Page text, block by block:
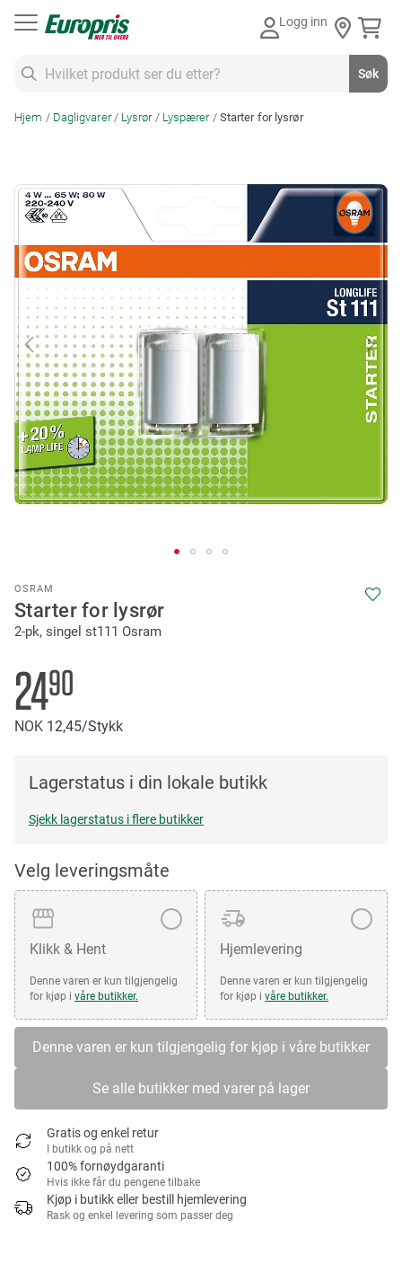
Logg inn
Søk
Hjem Dagligvarer Lysrør Lyspærer Starter for lysrør
OSRAM
Starter for lysrør
2-pk, singel st111 Osram
2490
NOK 1245/Stykk
Lagerstatus i din lokale butikk
Sjekk lagerstatus i flere butikker
Velg leveringsmåte
Klikk & Hent
Denne varen er kun tilgjengelig
for kjøp i våre butikker.
Hjemlevering
Denne varen er kun tilgjengelig
for kjøp i våre butikker.
Denne varen er kun tilgjengelig for kjøp i våre butikker
Se alle butikker med varer på lager
Gratis og enkel retur
I butikk og på nett
100% fornøydgaranti
Hvis ikke får du pengene tilbake
Kjøp i butikk eller bestill hjemlevering
Rask og enkel levering som passer deg
to
the
end
of
the
images
gallery
to
the
beginning
the
images
gallery